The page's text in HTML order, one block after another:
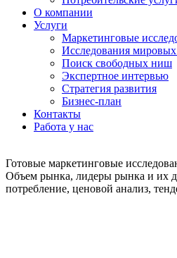
О компании
Услуги
Маркетинговые
Исследования
Поиск свободных ниш
Экспертное интервью
Стратегия развития
Бизнес-план
Контакты
Работа у нас
Готовые маркетинговые
Объем рынка, лидеры рынка и их
потребление, ценовой анализ,